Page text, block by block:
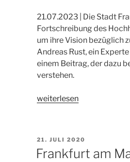
21.07.2023 | Die Stadt
Fortschreibung des
um ihre Vision bezüglich
Andreas Rust, ein
einem Beitrag, der dazu
verstehen.
„Hochhaus-
weiterlesen
VERÖFFENTLICHT
AM
21. JULI 2020
Frankfurt am